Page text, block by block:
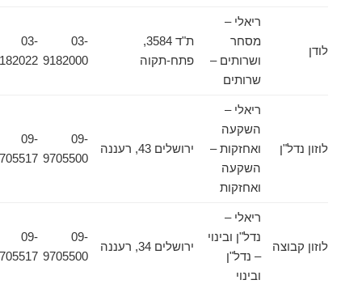
ריאלי –
מסחר
ושרותים –
שרותים
ת"ד 3584,
פתח-תקוה
9182000
9182022
לוזון נדל"ן
ריאלי –
השקעה
ואחזקות –
השקעה
ואחזקות
ירושלים 43, רעננה
9705500
9705517
לוזון קבוצה
ריאלי –
נדל"ן ובינוי
– נדל"ן
ובינוי
ירושלים 34, רעננה
9705500
9705517